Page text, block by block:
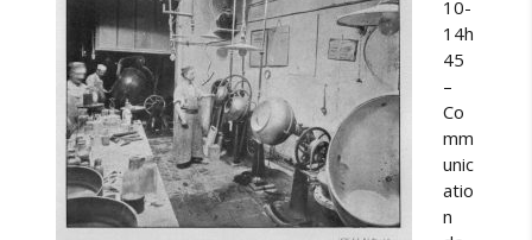
r
e
d
e
l
a
c
h
i
10-
14h
45
–
Co
mm
unic
atio
n